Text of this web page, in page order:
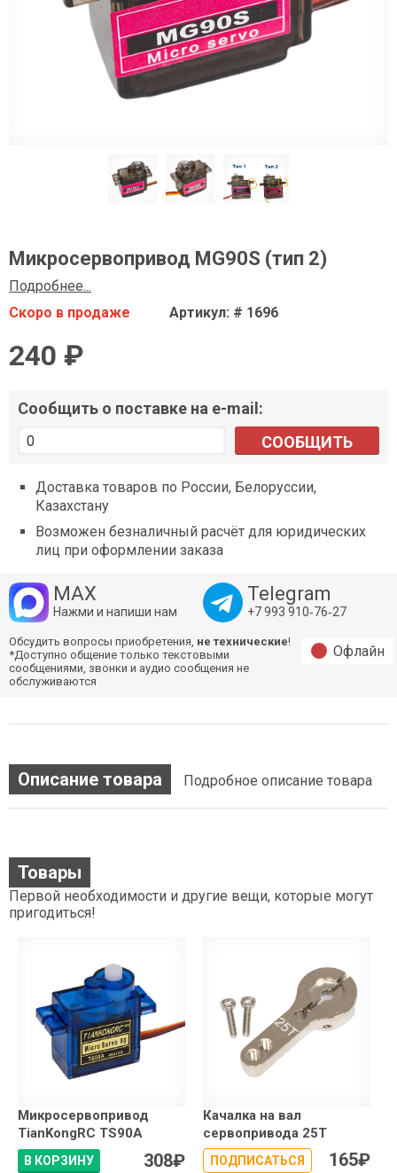
Микросервопривод MG90S (тип 2)
Подробнее...
Скоро в продаже
Артикул: # 1696
240 ₽
Сообщить о поставке на e-mail:
СООБЩИТЬ
Доставка товаров по России, Белоруссии,
Казахстану
Возможен безналичный расчёт для юридических
лиц при оформлении заказа
MAX
Нажми и напиши нам
Telegram
+7 993 910‑76‑27
Обсудить вопросы приобретения, не технические!
*Доступно общение только текстовыми
сообщениями, звонки и аудио сообщения не
обслуживаются
Офлайн
Описание товара Подробное описание товара
Товары
Первой необходимости и другие вещи, которые могут
пригодиться!
Микросервопривод
TianKongRC TS90A
В КОРЗИНУ 308₽
Качалка на вал
сервопривода 25T
ПОДПИСАТЬСЯ 165₽